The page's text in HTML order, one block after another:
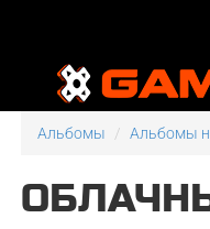
Альбомы Альбомы